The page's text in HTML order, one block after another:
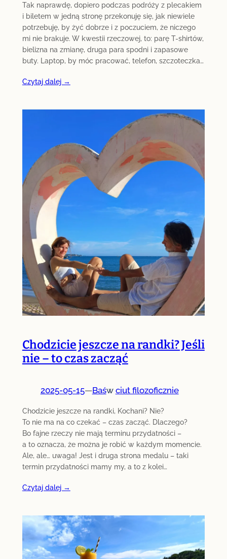
Tak naprawdę, dopiero podczas podróży z plecakiem
i biletem w jedną stronę przekonuję się, jak niewiele
potrzebuję, by żyć dobrze i z poczuciem, że niczego
mi nie brakuje. W kwestii rzeczowej, to: parę T-shirtów,
bielizna na zmianę, druga para spodni i zapasowe
buty. Laptop, by móc pracować, telefon, szczoteczka…
Czytaj dalej →
Chodzicie jeszcze na randki? Jeśli
nie – to czas zacząć
2025-05-15—Baśw ciut filozoficznie
Chodzicie jeszcze na randki, Kochani? Nie?
To nie ma na co czekać – czas zacząć. Dlaczego?
Bo fajne rzeczy nie mają terminu przydatności –
a to oznacza, że można je robić w każdym momencie.
Ale, ale… uwaga! Jest i druga strona medalu – taki
termin przydatności mamy my, a to z kolei…
Czytaj dalej →